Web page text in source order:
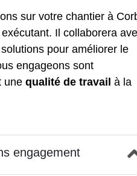
sur votre chantier à
Il collaborera
pour améliorer le
engageons sont
une qualité de travail à la
engagement